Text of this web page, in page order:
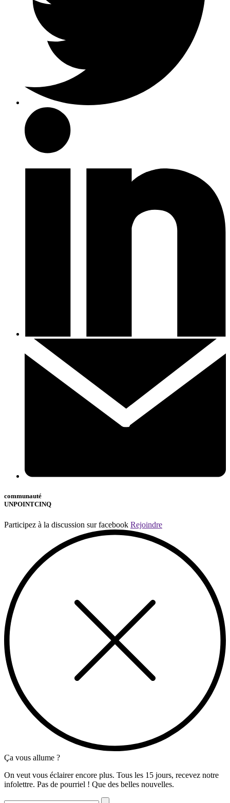
communauté
UNPOINTCINQ
Participez à la discussion sur facebook Rejoindre
Ça vous allume ?
On veut vous éclairer encore plus. Tous les 15 jours, recevez notre
infolettre. Pas de pourriel ! Que des belles nouvelles.